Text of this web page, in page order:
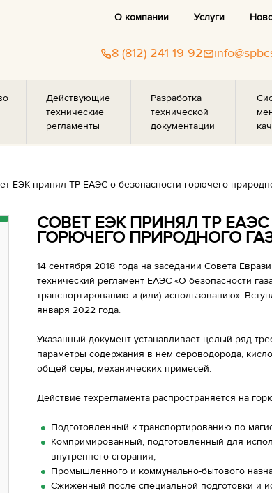
О компании Услуги
8 (812)-241-19-92
Действующие
технические
регламенты
Разработка
технической
документации
ЕЭК принял ТР ЕАЭС о безопасности горючего
СОВЕТ ЕЭК ПРИНЯЛ ТР
ГОРЮЧЕГО ПРИРОДНОГО
14 сентября 2018 года на заседании Совета
технический регламент ЕАЭС «О безопасности
транспортированию и (или) использованию».
января 2022 года.
Указанный документ устанавливает целый ряд
параметры содержания в нем сероводорода,
общей серы, механических примесей.
Действие техрегламента распространяется на
Подготовленный к транспортированию по
Компримированный, подготовленный для
внутреннего сгорания;
Промышленного и коммунально-бытового
Сжиженный после специальной подготовки и